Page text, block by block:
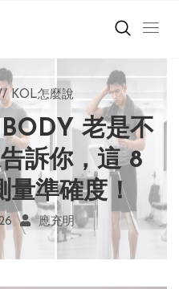
地球村發生的事
風引爭議！
明：人腦創
取代
菲利浦．科特勒
與自己和解
嘲笑現在！
活出當下的
福
亞瑟．布魯克斯
女力至上
地！《米娜
小女孩如何
第一步
不正田心
KOL怎麼說
老是不
訴你，這 8
量準確度！
應充明